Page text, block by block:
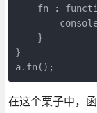
fn :
    }
}
a.fn();
在这个栗子中，